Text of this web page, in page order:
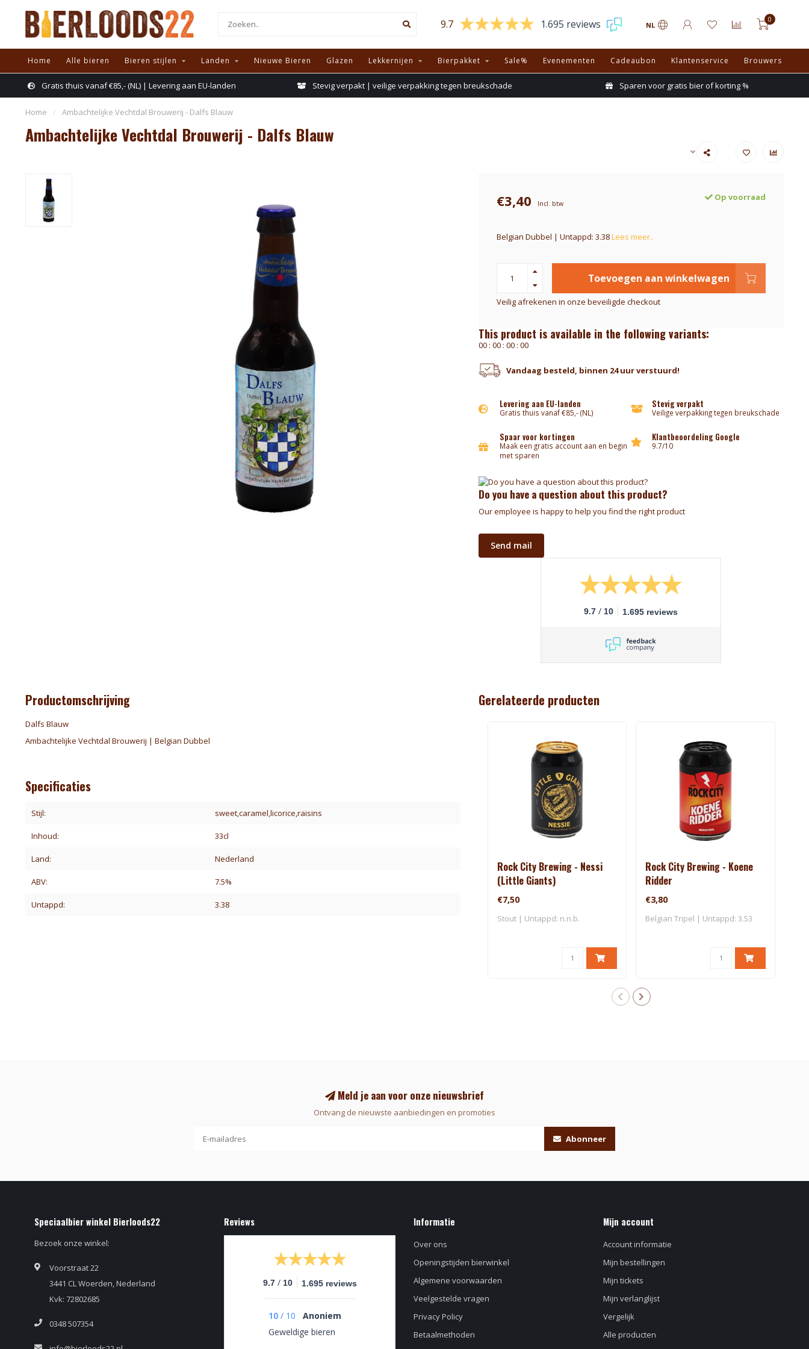
9.7 1.695 reviews NL
0
Home Alle bieren Bieren stijlen Landen Nieuwe Bieren Glazen Lekkernijen Bierpakket Sale% Evenementen Cadeaubon Klantenservice Brouwers
Gratis thuis vanaf €85,- (NL) | Levering aan EU-landen Stevig verpakt | veilige verpakking tegen breukschade Sparen voor gratis bier of korting %
Home / Ambachtelijke Vechtdal Brouwerij - Dalfs Blauw
Ambachtelijke Vechtdal Brouwerij - Dalfs Blauw
€3,40 Incl. btw
Op voorraad
Belgian Dubbel | Untappd: 3.38Lees meer..
Toevoegen aan winkelwagen
Veilig afrekenen in onze beveiligde checkout
This product is available in the following variants:
00: 00: 00: 00
Vandaag besteld, binnen 24 uur verstuurd!
Levering aan EU-landen
Gratis thuis vanaf €85,- (NL)
Stevig verpakt
Veilige verpakking tegen breukschade
Spaar voor kortingen
Maak een gratis account aan en begin
met sparen
Klantbeoordeling Google
9.7/10
Do you have a question about this product?
Our employee is happy to help you find the right product
Send mail
9.7 / 10 1.695 reviews
Productomschrijving
Dalfs Blauw
Ambachtelijke Vechtdal Brouwerij | Belgian Dubbel
Specificaties
Stijl: sweet,caramel,licorice,raisins
Inhoud: 33cl
Land: Nederland
ABV: 7.5%
Untappd: 3.38
Gerelateerde producten
Rock City Brewing - Nessi
(Little Giants)
€7,50
Stout | Untappd: n.n.b.
Rock City Brewing - Koene
Ridder
€3,80
Belgian Tripel | Untappd: 3.53
Meld je aan voor onze nieuwsbrief
Ontvang de nieuwste aanbiedingen en promoties
Abonneer
Speciaalbier winkel Bierloods22
Bezoek onze winkel:
Voorstraat 22
3441 CL Woerden, Nederland
Kvk: 72802685
0348 507354
Reviews
9.7 / 10 1.695 reviews
10 / 10
Anoniem
Geweldige bieren
Informatie
Over ons
Openingstijden bierwinkel
Algemene voorwaarden
Veelgestelde vragen
Privacy Policy
Betaalmethoden
Mijn account
Account informatie
Mijn bestellingen
Mijn tickets
Mijn verlanglijst
Vergelijk
Alle producten